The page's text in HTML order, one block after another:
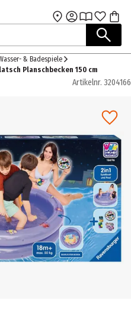
Zum Hauptinhalt
& Badespiele
Planschbecken 150 cm
Artikelnr. 3204166